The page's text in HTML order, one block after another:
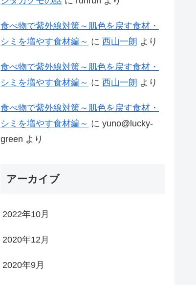
食べ物で紫外線対策～肌色を戻す食材・
シミを増やす食材編～ に 西山一朗 より
食べ物で紫外線対策～肌色を戻す食材・
シミを増やす食材編～ に 西山一朗 より
食べ物で紫外線対策～肌色を戻す食材・
シミを増やす食材編～ に yuno@lucky-
green より
アーカイブ
2022年10月
2020年12月
2020年9月